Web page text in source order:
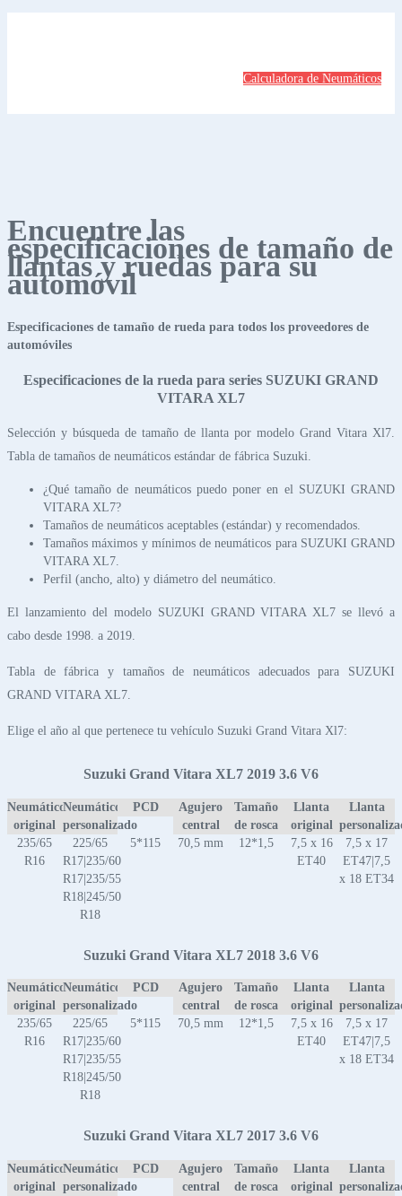
Calculadora de Neumáticos
Encuentre las
especificaciones de tamaño de
llantas y ruedas para su
automóvil
Especificaciones de tamaño de rueda para todos los proveedores de
automóviles
Especificaciones de la rueda para series SUZUKI GRAND
VITARA XL7
Selección y búsqueda de tamaño de llanta por modelo Grand Vitara Xl7.
Tabla de tamaños de neumáticos estándar de fábrica Suzuki.
¿Qué tamaño de neumáticos puedo poner en el SUZUKI GRAND
VITARA XL7?
Tamaños de neumáticos aceptables (estándar) y recomendados.
Tamaños máximos y mínimos de neumáticos para SUZUKI GRAND
VITARA XL7.
Perfil (ancho, alto) y diámetro del neumático.
El lanzamiento del modelo SUZUKI GRAND VITARA XL7 se llevó a
cabo desde 1998. a 2019.
Tabla de fábrica y tamaños de neumáticos adecuados para SUZUKI
GRAND VITARA XL7.
Elige el año al que pertenece tu vehículo Suzuki Grand Vitara Xl7:
Suzuki Grand Vitara XL7 2019 3.6 V6
Neumático
original
Neumático
personalizado
PCD
Agujero
central
Tamaño
de rosca
Llanta
original
Llanta
235/65
R16
225/65
R17|235/60
R17|235/55
R18|245/50
R18
5*115 70,5 mm 12*1,5
7,5 x 16
ET40
7,5 x 17
ET47|7,5
x 18 ET34
Suzuki Grand Vitara XL7 2018 3.6 V6
Neumático
original
Neumático
personalizado
PCD
Agujero
central
Tamaño
de rosca
Llanta
original
Llanta
235/65
R16
225/65
R17|235/60
R17|235/55
R18|245/50
R18
5*115 70,5 mm 12*1,5
7,5 x 16
ET40
7,5 x 17
ET47|7,5
x 18 ET34
Suzuki Grand Vitara XL7 2017 3.6 V6
Neumático
original
Neumático
personalizado
PCD
Agujero
central
Tamaño
de rosca
Llanta
original
Llanta